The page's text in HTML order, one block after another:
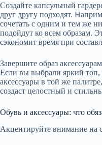
Создайте капсульный
друг другу подходят.
сочетать с одним и тем же
подойдут ко всем образам.
сэкономит время при
Завершите образ
Если вы выбрали яркий топ,
аксессуары в той же
создаст целостный и
Обувь и аксессуары: что
Акцентируйте внимание на